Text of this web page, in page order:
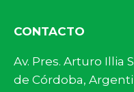
CONTACTO
Av. Pres. Arturo
de Córdoba,